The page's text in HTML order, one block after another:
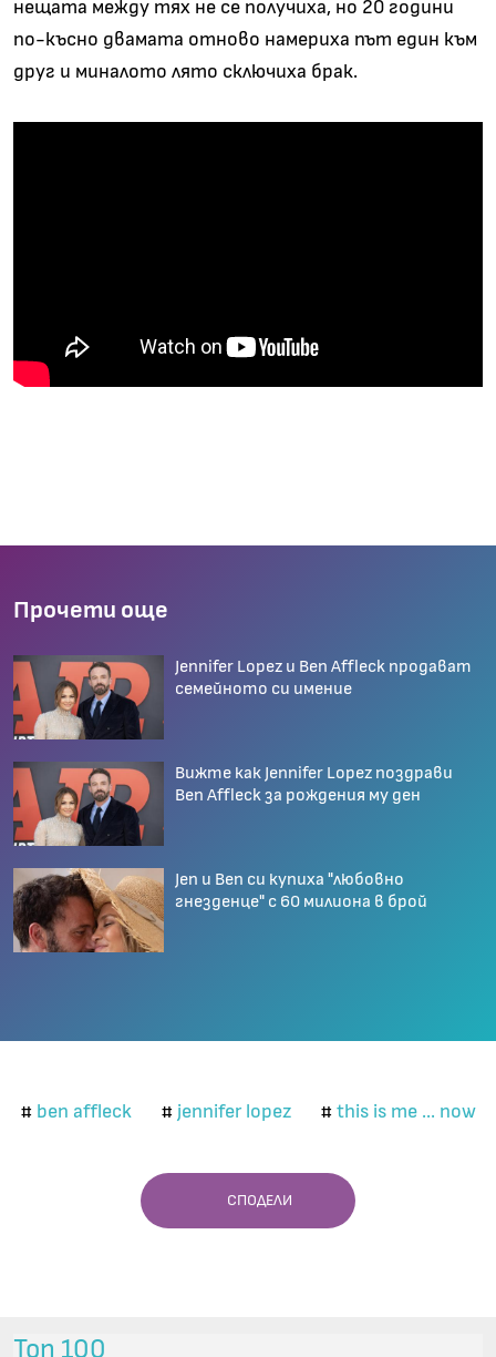
нещата между тях не се получиха, но 20 години
по-късно двамата отново намериха път един към
друг и миналото лято сключиха брак.
Прочети още
Jennifer Lopez и Ben Affleck продават
семейното си имение
Вижте как Jennifer Lopez поздрави
Ben Affleck за рождения му ден
Jen и Ben си купиха "любовно
гнезденце" с 60 милиона в брой
# ben affleck # jennifer lopez # this is me ... now
СПОДЕЛИ
Топ 100